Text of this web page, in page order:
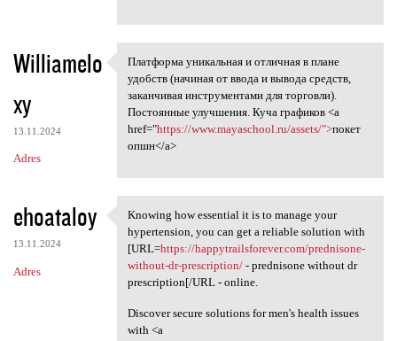
Williamelo
xy
13.11.2024
Adres
Платформа уникальная и
Платформа уникальная и отличная в плане
удобств (начиная от ввода и вывода средств,
заканчивая инструментами для торговли).
Постоянные улучшения. Куча графиков <a
href="https://www.mayaschool.ru/assets/">покет
опшн</a>
ehoataloy
13.11.2024
Adres
Knowing how essential it is
Knowing how essential it is to manage your
hypertension, you can get a reliable solution with
[URL=https://happytrailsforever.com/prednisone-
without-dr-prescription/- prednisone without dr
prescription[/URL - online.
Discover secure solutions for men's health issues
with <a